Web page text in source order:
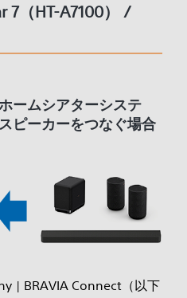
7（HT-A7100） /
ームシアターシステ
ピーカーをつなぐ場合
| BRAVIA Connect（以下